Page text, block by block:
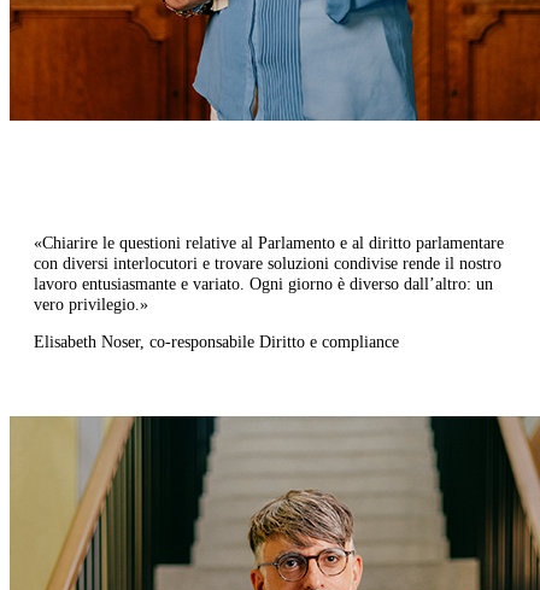
«Chiarire le questioni relative al Parlamento e al diritto parlamentare
con diversi interlocutori e trovare soluzioni condivise rende il nostro
lavoro entusiasmante e variato. Ogni giorno è diverso dall’altro: un
vero privilegio.»​
Elisabeth Noser, co-responsabile Diritto e compliance